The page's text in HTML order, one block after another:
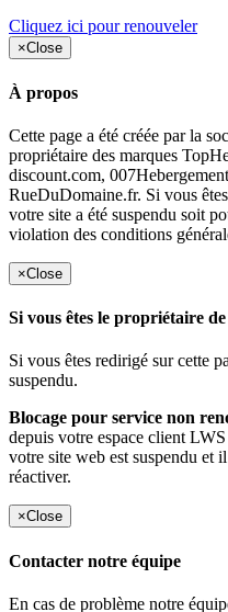
Cliquez ici pour renouveler
×Close
À propos
Cette page a été créée par la
propriétaire des marques
discount.com,
RueDuDomaine.fr. Si vous
votre site a été suspendu soit
violation des conditions
×Close
Si vous êtes le propriétaire
Si vous êtes redirigé sur cette
suspendu.
Blocage pour service non
depuis votre espace client
votre site web est suspendu et
réactiver.
×Close
Contacter notre équipe
En cas de problème notre